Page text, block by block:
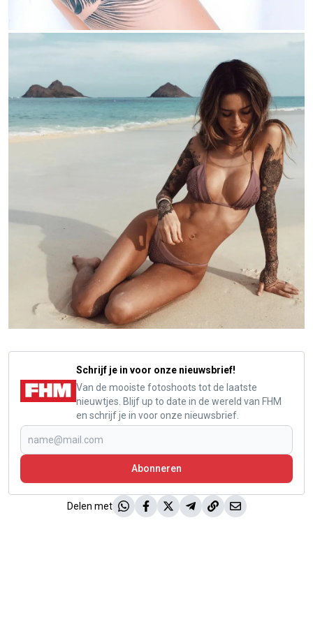
Schrijf je in voor onze nieuwsbrief!
Van de mooiste fotoshoots tot de laatste
nieuwtjes. Blijf up to date in de wereld van FHM
en schrijf je in voor onze nieuwsbrief.
Abonneren
Delen met